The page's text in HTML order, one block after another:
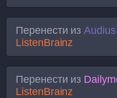
Перенести изAudius
ListenBrainz
Перенести из
ListenBrainz